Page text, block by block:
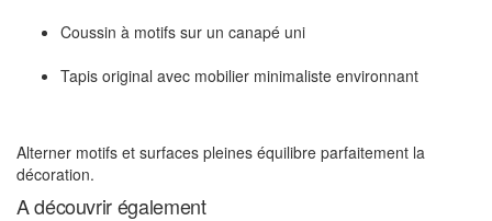
Coussin à motifs sur un canapé uni
Tapis original avec mobilier minimaliste environnant
Alterner motifs et surfaces pleines équilibre parfaitement la
décoration.
A découvrir également